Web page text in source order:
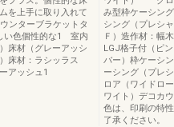
を上手に取り入れて
ンターブラケットタ
い色個性的な1 室内
床材（グレーアッシ
床材：ラシッラス
アッシュ1
み型枠ケーシン
シング（プレシ
Ｆ）造作材：幅
LGJ格子付（ピ
バー）枠ケーシ
ーシング（プレ
ロア（ワイドロ
ワイト）デコカ
色は、印刷の特
了承ください。